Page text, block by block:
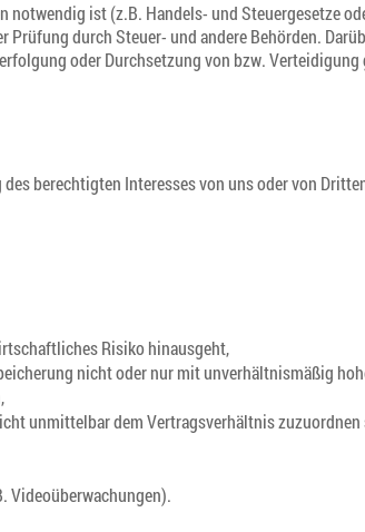
ist (z.B. Handels- und Steuergesetze
durch Steuer- und andere Behörden.
oder Durchsetzung von bzw.
berechtigten Interesses von uns oder von
Risiko hinausgeht,
nicht oder nur mit unverhältnismäßig
unmittelbar dem Vertragsverhältnis zuzuordnen
Videoüberwachungen).